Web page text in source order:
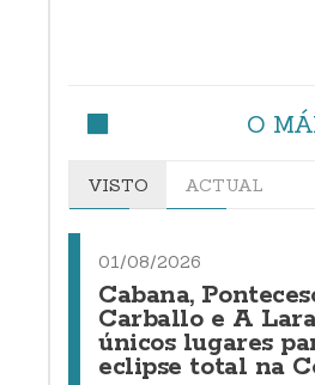
O
VISTO ACTUAL
01/08/2026
Cabana,
Carballo e A
únicos lugares
eclipse total na